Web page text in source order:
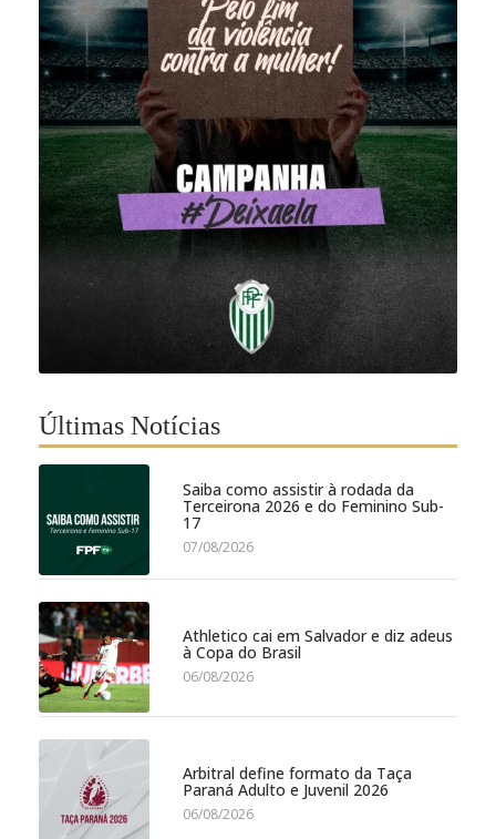
Últimas Notícias
Saiba como assistir à rodada da
Terceirona 2026 e do Feminino Sub-
17
07/08/2026
Athletico cai em Salvador e diz adeus
à Copa do Brasil
06/08/2026
Arbitral define formato da Taça
Paraná Adulto e Juvenil 2026
06/08/2026